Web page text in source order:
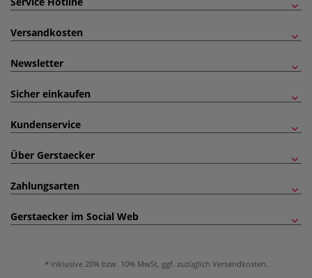
Versandkosten
Newsletter
Sicher einkaufen
Kundenservice
Über Gerstaecker
Zahlungsarten
Gerstaecker im Social Web
inklusive 20% bzw. 10% MwSt, ggf. zuzüglich Versandkosten.